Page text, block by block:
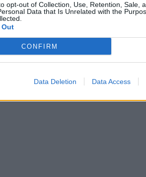
opt-out of Collection, Use, Retention, Sale,
Data that Is Unrelated with the
CONFIRM
Data Deletion Data Access